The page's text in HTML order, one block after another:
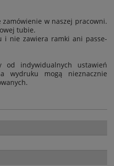
w naszej pracowni.
tubie.
i nie zawiera ramki ani passe-
od indywidualnych ustawień
wydruku mogą nieznacznie